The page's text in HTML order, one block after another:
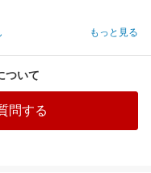
もっと見る
ついて
問する